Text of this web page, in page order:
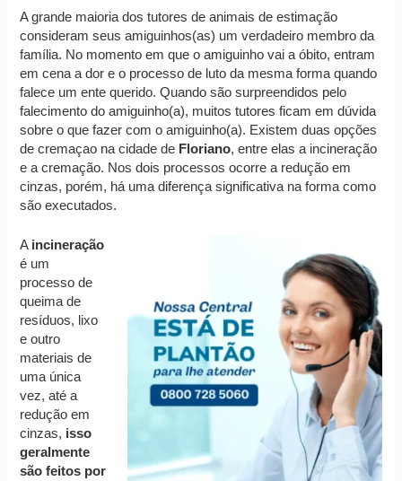
A grande maioria dos tutores de animais de estimação
consideram seus amiguinhos(as) um verdadeiro membro da
família. No momento em que o amiguinho vai a óbito, entram
em cena a dor e o processo de luto da mesma forma quando
falece um ente querido. Quando são surpreendidos pelo
falecimento do amiguinho(a), muitos tutores ficam em dúvida
sobre o que fazer com o amiguinho(a). Existem duas opções
de cremaçao na cidade de Floriano, entre elas a incineração
e a cremação. Nos dois processos ocorre a redução em
cinzas, porém, há uma diferença significativa na forma como
são executados.
A incineração
é um
processo de
queima de
resíduos, lixo
e outro
materiais de
uma única
vez, até a
redução em
cinzas, isso
geralmente
são feitos por